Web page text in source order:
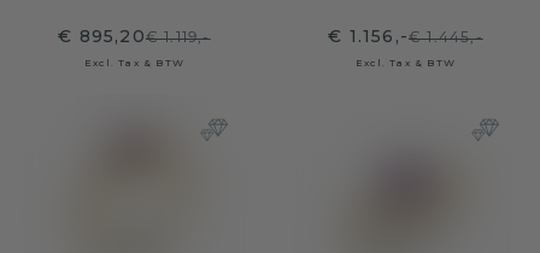
€ 895,20€ 1.119,-
Excl. Tax & BTW
€ 1.156,-€ 1.445,-
Excl. Tax & BTW